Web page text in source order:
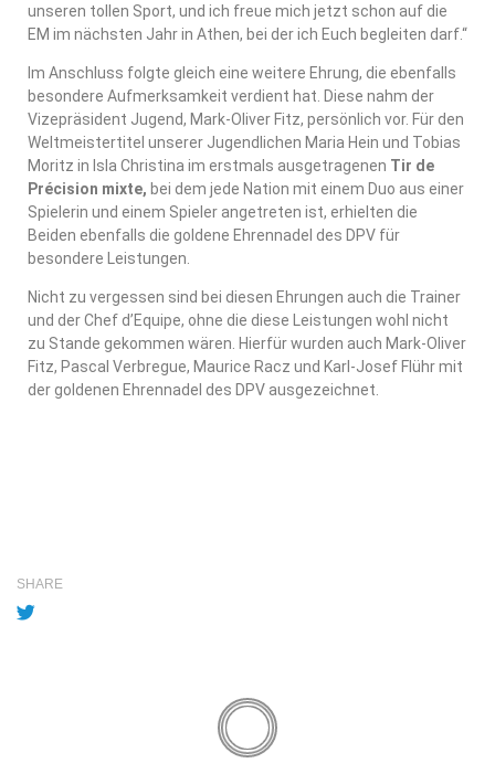
unseren tollen Sport, und ich freue mich jetzt schon auf die
EM im nächsten Jahr in Athen, bei der ich Euch begleiten darf.“
Im Anschluss folgte gleich eine weitere Ehrung, die ebenfalls
besondere Aufmerksamkeit verdient hat. Diese nahm der
Vizepräsident Jugend, Mark-Oliver Fitz, persönlich vor. Für den
Weltmeistertitel unserer Jugendlichen Maria Hein und Tobias
Moritz in Isla Christina im erstmals ausgetragenen Tir de
Précision mixte, bei dem jede Nation mit einem Duo aus einer
Spielerin und einem Spieler angetreten ist, erhielten die
Beiden ebenfalls die goldene Ehrennadel des DPV für
besondere Leistungen.
Nicht zu vergessen sind bei diesen Ehrungen auch die Trainer
und der Chef d’Equipe, ohne die diese Leistungen wohl nicht
zu Stande gekommen wären. Hierfür wurden auch Mark-Oliver
Fitz, Pascal Verbregue, Maurice Racz und Karl-Josef Flühr mit
der goldenen Ehrennadel des DPV ausgezeichnet.
SHARE